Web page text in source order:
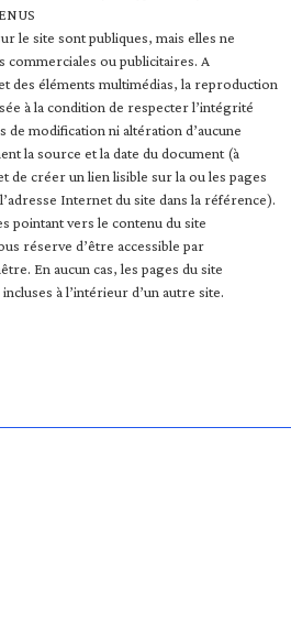
le site sont publiques, mais elles ne
commerciales ou publicitaires. A
des éléments multimédias, la reproduction
à la condition de respecter l’intégrité
modification ni altération d’aucune
la source et la date du document (à
de créer un lien lisible sur la ou les pages
Internet du site dans la référence).
pointant vers le contenu du site
réserve d’être accessible par
En aucun cas, les pages du site
à l’intérieur d’un autre site.